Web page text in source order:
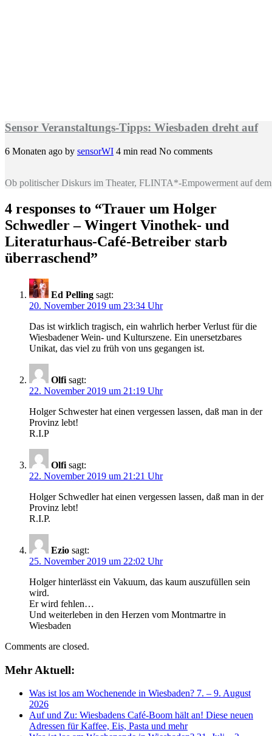
Sensor Veranstaltungs-Tipps: Wiesbaden dreht auf
6 Monaten ago by sensorWI 4 min read No comments
Ob politischer Diskurs im Theater, FLINTA*-Empowerment auf
4 responses to “Trauer um Holger
Schwedler – Wingert Vinothek- und
Literaturhaus-Café-Betreiber starb
überraschend”
Ed Pelling sagt:
20. November 2019 um 23:34 Uhr
Das ist wirklich tragisch, ein wahrlich herber Verlust für die
Wiesbadener Wein- und Kulturszene. Ein unersetzbares
Unikat, das viel zu früh von uns gegangen ist.
Olfi sagt:
22. November 2019 um 21:19 Uhr
Holger Schwester hat einen vergessen lassen, daß man in der
Provinz lebt!
R.I.P
Olfi sagt:
22. November 2019 um 21:21 Uhr
Holger Schwedler hat einen vergessen lassen, daß man in der
Provinz lebt!
R.I.P.
Ezio sagt:
25. November 2019 um 22:02 Uhr
Holger hinterlässt ein Vakuum, das kaum auszufüllen sein
wird.
Er wird fehlen…
Und weiterleben in den Herzen vom Montmartre in
Wiesbaden
Comments are closed.
Mehr Aktuell:
Was ist los am Wochenende in Wiesbaden? 7. – 9. August
2026
Auf und Zu: Wiesbadens Café-Boom hält an! Diese neuen
Adressen für Kaffee, Eis, Pasta und mehr